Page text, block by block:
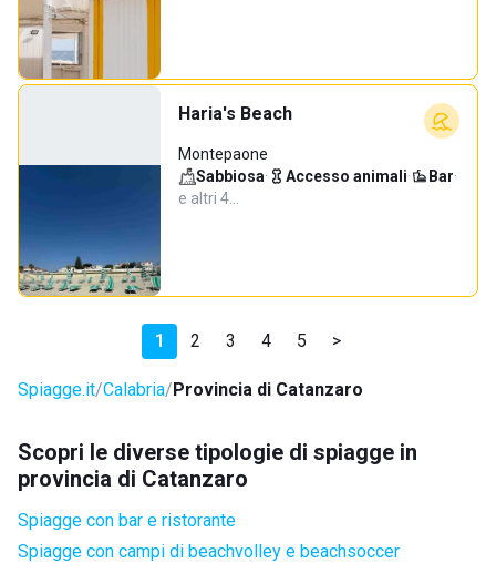
Haria's Beach
Montepaone
Sabbiosa· Accesso animali· Bar·
e altri 4…
1 2 3 4 5 >
Spiagge.it Calabria Provincia di Catanzaro
Scopri le diverse tipologie di spiagge in
provincia di Catanzaro
Spiagge con bar e ristorante
Spiagge con campi di beachvolley e beachsoccer